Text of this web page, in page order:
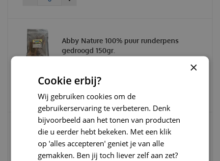
Abby Nature 100% puur runderpens
gedroogd 150gr.
75 € 4 ,75
Abby Nature 100% puur rundvlees
gedroogd 150 gram
×
Cookie erbij?
Wij gebruiken cookies om de
gebruikerservaring te verbeteren. Denk
bijvoorbeeld aan het tonen van producten
die u eerder hebt bekeken. Met een klik
op 'alles accepteren' geniet je van alle
gemakken. Ben jij toch liever zelf aan zet?